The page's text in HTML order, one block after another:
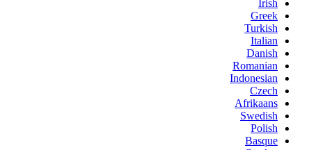
Irish
Greek
Turkish
Italian
Danish
Romanian
Indonesian
Czech
Afrikaans
Swedish
Polish
Basque